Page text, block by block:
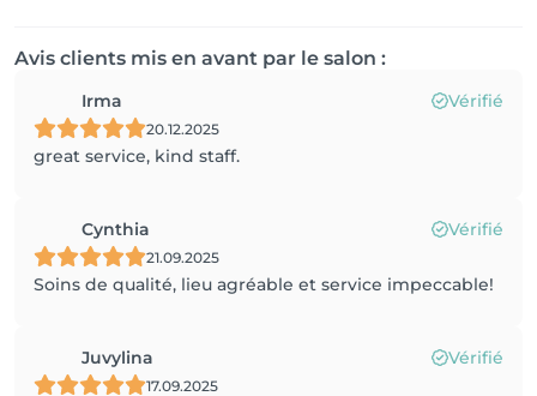
Avis clients mis en avant par le salon :
Irma Vérifié
20.12.2025
great service, kind staff.
Cynthia Vérifié
21.09.2025
Soins de qualité, lieu agréable et service impeccable!
Juvylina Vérifié
17.09.2025